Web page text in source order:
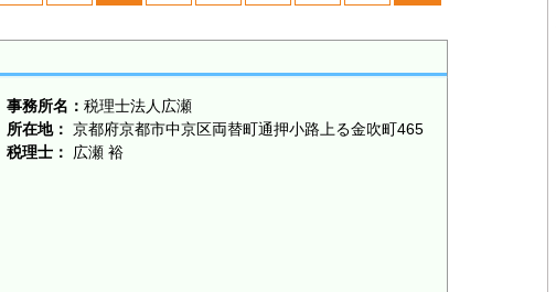
事務所名： 税理士法人広瀬
所在地： 京都府京都市中京区両替町通押小路上る金吹町465
税理士：
広瀬 裕